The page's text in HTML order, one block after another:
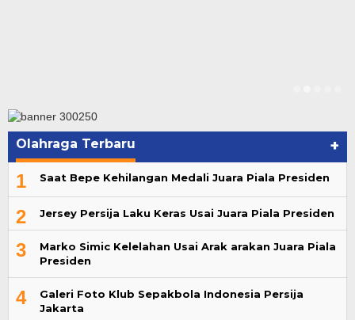
Olahraga Terbaru +
1 Saat Bepe Kehilangan Medali Juara Piala Presiden
2 Jersey Persija Laku Keras Usai Juara Piala Presiden
3
Marko Simic Kelelahan Usai Arak arakan Juara Piala
Presiden
4
Galeri Foto Klub Sepakbola Indonesia Persija
Jakarta